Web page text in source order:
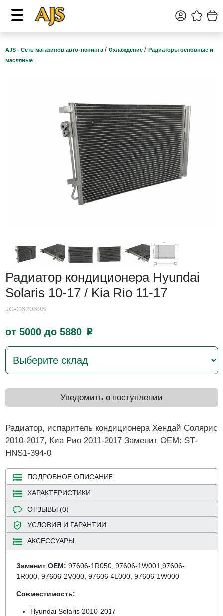
AJS - Сеть магазинов авто-тюнинга / Охлаждение / Радиаторы основные и
масляные
Радиатор кондиционера Hyundai
Solaris 10-17 / Kia Rio 11-17
JC-C62030S
от 5000 до 5880 p
Уведомить о поступлении
Радиатор, испаритель кондиционера Хендай Солярис
2010-2017, Киа Рио 2011-2017 Заменит OEM: ST-
HNS1-394-0
ПОДРОБНОЕ ОПИСАНИЕ
ХАРАКТЕРИСТИКИ
ОТЗЫВЫ (0)
УСЛОВИЯ И ГАРАНТИИ
АКСЕССУАРЫ
Заменит OEM: 97606-1R050, 97606-1W001,97606-
1R000, 97606-2V000, 97606-4L000, 97606-1W000
Совместимость:
Hyundai Solaris 2010-2017